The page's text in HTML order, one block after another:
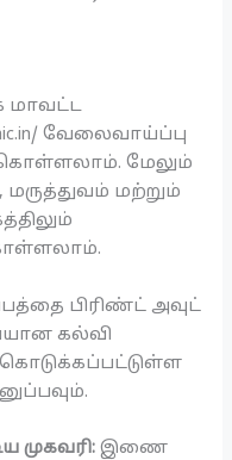
மாவட்ட
வேலைவாய்ப்பு
கொள்ளலாம். மேலும்
மற்றும்
பிரிண்ட் அவுட்
கல்வி
இணை